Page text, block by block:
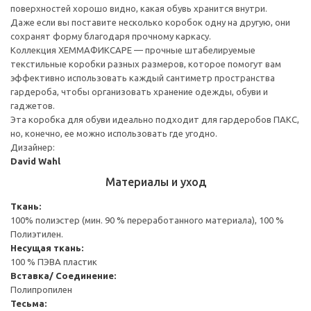
поверхностей хорошо видно, какая обувь хранится внутри.
Даже если вы поставите несколько коробок одну на другую, они
сохранят форму благодаря прочному каркасу.
Коллекция ХЕММАФИКСАРЕ — прочные штабелируемые
текстильные коробки разных размеров, которое помогут вам
эффективно использовать каждый сантиметр пространства
гардероба, чтобы организовать хранение одежды, обуви и
гаджетов.
Эта коробка для обуви идеально подходит для гардеробов ПАКС,
но, конечно, ее можно использовать где угодно.
Дизайнер:
David Wahl
Материалы и уход
Ткань:
100% полиэстер (мин. 90 % переработанного материала), 100 %
Полиэтилен.
Несущая ткань:
100 % ПЭВА пластик
Вставка/ Соединение:
Полипропилен
Тесьма: